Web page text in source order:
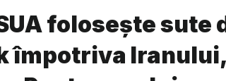
folosește sute
împotriva